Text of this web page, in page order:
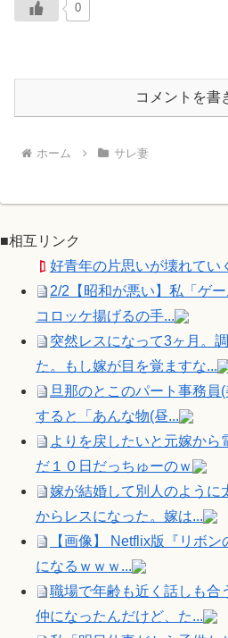
0
コメントを書
ホーム サレ妻
■相互リンク
好青年の片思いが壊れてい
2/2【昭和が悪い】私「ゲ
コロッケ揚げるの手...
突然レスになって3ヶ月。
た。もし嫁が目を覚ますな...
旦那のとこのパート事務員
すると「あんな物(昼...
よりを戻したいと元嫁から
だ１０日だっちゅーのｗ
嫁が結婚して別人のように
からレスになった。嫁は...
【画像】 Netflix版『リボ
になるｗｗｗ...
職場で年齢も近く話しも合
仲になったんだけど、た...